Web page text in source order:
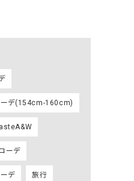
リー）
SUN VALLEY（サンバレー）
squady by graphite（スカ
ーデ(154cm-160cm)
ーデ
デ 旅行